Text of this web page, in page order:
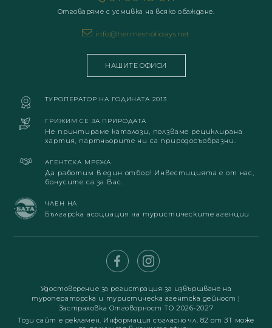
Отговаряме с усмивка на всяко обаждане.
info@hermesholidays.net
НАШИТЕ ОФИСИ
ТУРОПЕРАТОР НА ГОДИНАТА 2013
ГРИЖИМ СЕ ЗА ПРИРОДАТА
Не принтираме каталози, ползваме рециклирана
хартия, партньорите ни са природосъобразни.
АГЕНТСКА МРЕЖА
Да работим в един отбор! Инвестицията е от нас,
бонусите са за Вас.
ЧЛЕН НА
Българска асоциация на туристическите агенции
Удостоверение за регистрация за извършване на
туроператорска и туристическа агентска дейност |
Застраховка Отговорност ТО 2026-2027
Този сайт е рекламен. Информация съгласно чл. 82 от ЗТ може